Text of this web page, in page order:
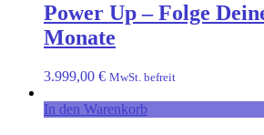
Power Up – Folge
Monate
3.999,00 € MwSt. befreit
In den Warenkorb